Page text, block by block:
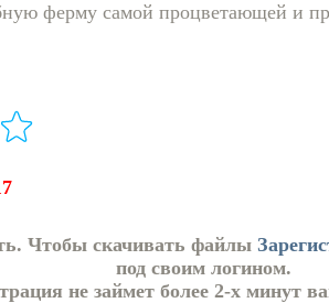
ферму самой процветающей и
Чтобы скачивать файлы
под своим логином.
не займет более 2-х минут